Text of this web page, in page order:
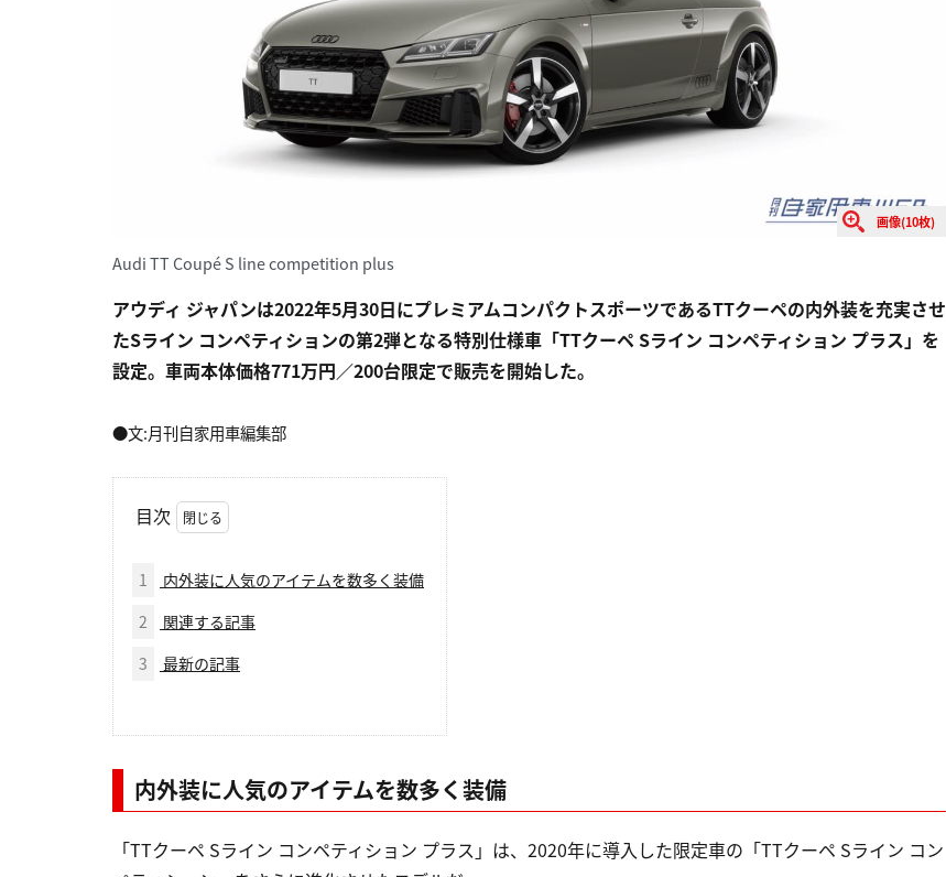
画像(10枚)
Audi TT Coupé S line competition plus
アウディ ジャパンは2022年5月30日にプレミアムコンパクトスポーツであるTTクーペの内外装を充実させ
たSライン コンペティションの第2弾となる特別仕様車「TTクーペ Sライン コンペティション プラス」を
設定。車両本体価格771万円／200台限定で販売を開始した。
●文:月刊自家用車編集部
目次
1
内外装に人気のアイテムを数多く装備
2
関連する記事
3
最新の記事
内外装に人気のアイテムを数多く装備
「TTクーペ Sライン コンペティション プラス」は、2020年に導入した限定車の「TTクーペ Sライン コン